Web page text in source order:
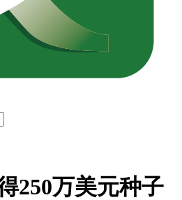
250万美元种子